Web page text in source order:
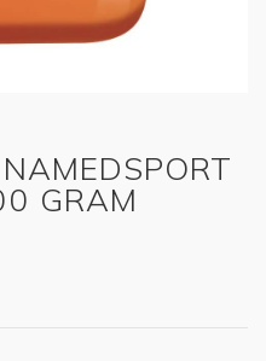
GRAM